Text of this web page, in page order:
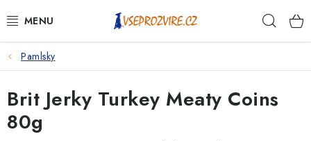
na
PSI
KOČKY
KONĚ
Pamlsky
Brit Jerky Turkey Meaty Coins
80g